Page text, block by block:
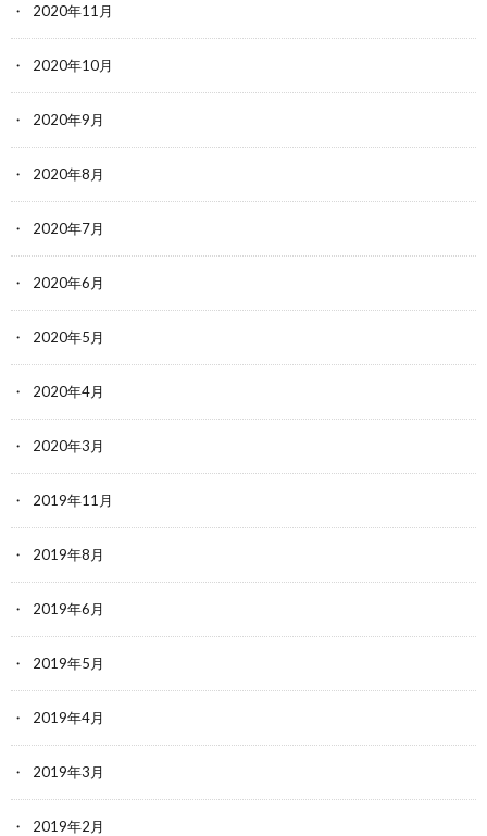
2020年11月
2020年10月
2020年9月
2020年8月
2020年7月
2020年6月
2020年5月
2020年4月
2020年3月
2019年11月
2019年8月
2019年6月
2019年5月
2019年4月
2019年3月
2019年2月